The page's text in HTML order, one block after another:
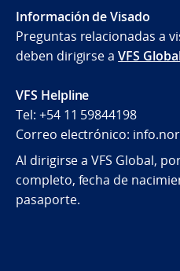
Información de Visado
Preguntas relacionadas a
deben dirigirse aVFS
VFS Helpline
Tel: +54 11 59844198
Correo electrónico:
Al dirigirse a VFS Global,
completo, fecha de
pasaporte.